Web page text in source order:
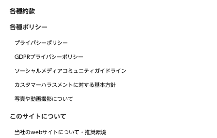
各種約款
各種ポリシー
プライバシーポリシー
GDPRプライバシーポリシー
ソーシャルメディアコミュニティガイドライン
カスタマーハラスメントに対する基本方針
写真や動画撮影について
このサイトについて
当社のwebサイトについて・推奨環境